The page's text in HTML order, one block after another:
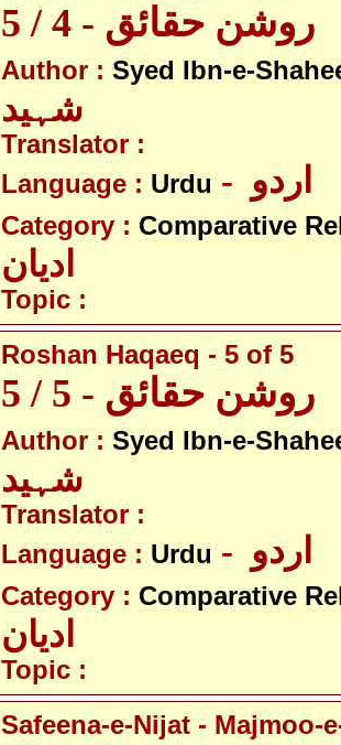
روشن حقائق - 4 / 5
Author : Syed Ibn-e-
شہید
Translator :
Language : Urdu
Category : Comparative
ادیان
Topic :
Roshan Haqaeq - 5 of 5
روشن حقائق - 5 / 5
Author : Syed Ibn-e-
شہید
Translator :
Language : Urdu
Category : Comparative
ادیان
Topic :
Safeena-e-Nijat - Majmoo-